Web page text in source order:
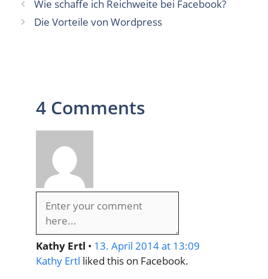
Wie schaffe ich Reichweite bei Facebook?
Die Vorteile von Wordpress
4 Comments
Kathy Ertl • 13. April 2014 at 13:09
Kathy Ertl liked this on Facebook.